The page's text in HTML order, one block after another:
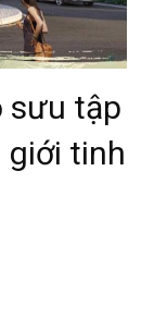
sưu tập
giới tinh